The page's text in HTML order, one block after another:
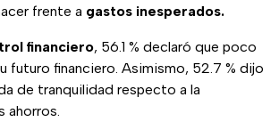
frente a gastos inesperados.
financiero, 56.1 % declaró que poco
futuro financiero. Asimismo, 52.7 % dijo
de tranquilidad respecto a la
ahorros.